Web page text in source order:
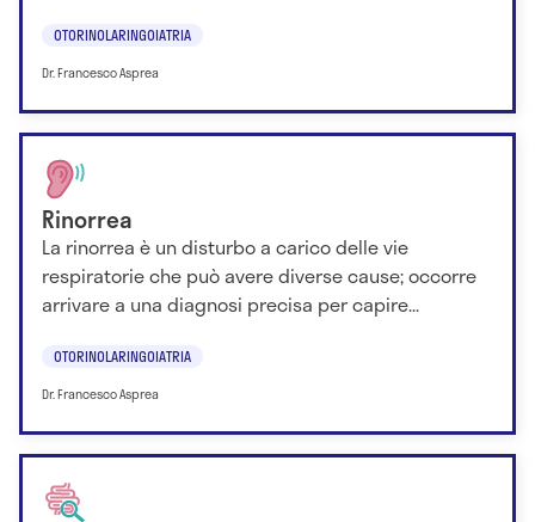
OTORINOLARINGOIATRIA
Dr. Francesco Asprea
Rinorrea
La rinorrea è un disturbo a carico delle vie
respiratorie che può avere diverse cause; occorre
arrivare a una diagnosi precisa per capire...
OTORINOLARINGOIATRIA
Dr. Francesco Asprea